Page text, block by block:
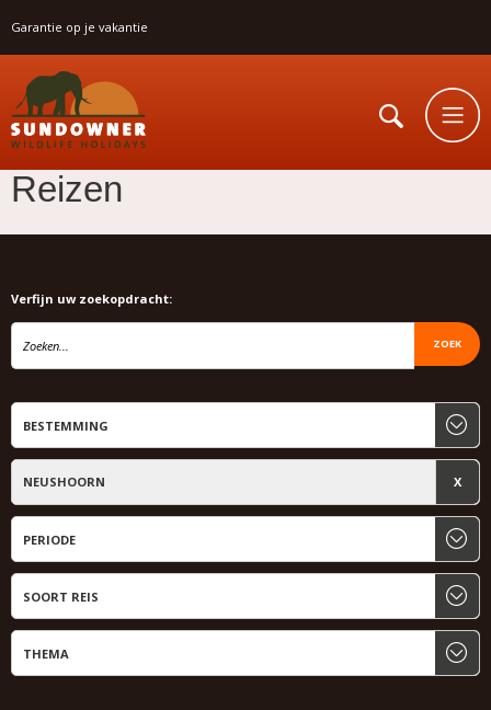
Garantie op je vakantie
Reizen
Verfijn uw zoekopdracht:
ZOEK
NEUSHOORN